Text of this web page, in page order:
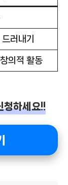
러내기
의적 활동
청하세요!!